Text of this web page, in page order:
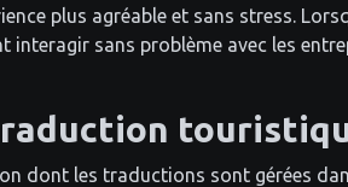
plus agréable et sans stress.
interagir sans problème avec les
dont les traductions sont gérées